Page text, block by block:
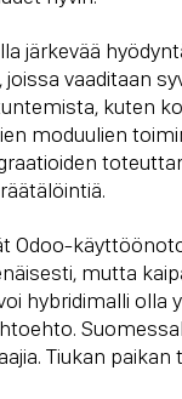
järkevää
vaaditaan
kuten
moduulien
Odoo-
mutta
hybridimalli olla
Tiukan paikan